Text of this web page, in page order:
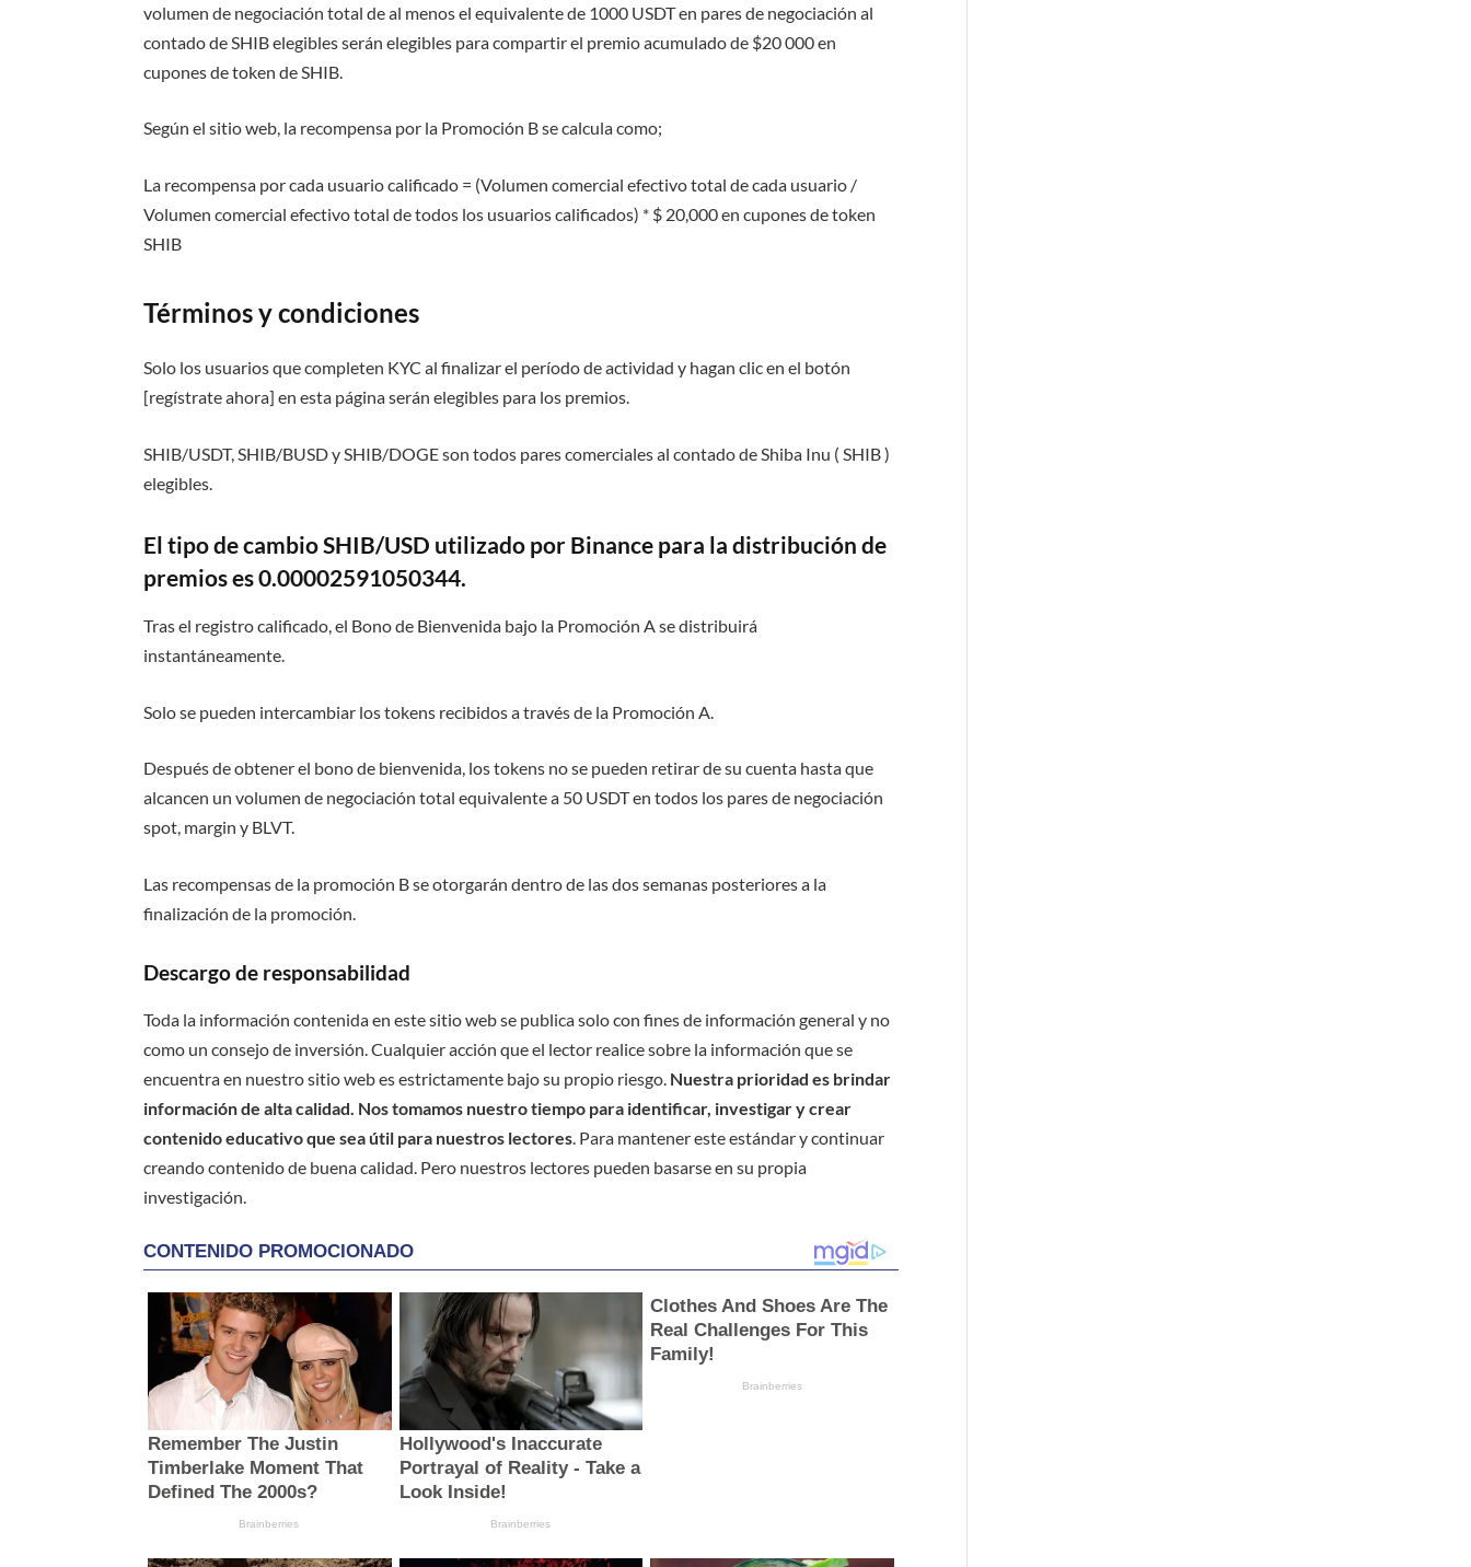
volumen de negociación total de al menos el equivalente de 1000 USDT en pares de negociación al
contado de SHIB elegibles serán elegibles para compartir el premio acumulado de $20 000 en
cupones de token de SHIB.
Según el sitio web, la recompensa por la Promoción B se calcula como;
La recompensa por cada usuario calificado = (Volumen comercial efectivo total de cada usuario /
Volumen comercial efectivo total de todos los usuarios calificados) * $ 20,000 en cupones de token
SHIB
Términos y condiciones
Solo los usuarios que completen KYC al finalizar el período de actividad y hagan clic en el botón
[regístrate ahora] en esta página serán elegibles para los premios.
SHIB/USDT, SHIB/BUSD y SHIB/DOGE son todos pares comerciales al contado de Shiba Inu ( SHIB )
elegibles.
El tipo de cambio SHIB/USD utilizado por Binance para la distribución de
premios es 0.00002591050344.
Tras el registro calificado, el Bono de Bienvenida bajo la Promoción A se distribuirá
instantáneamente.
Solo se pueden intercambiar los tokens recibidos a través de la Promoción A.
Después de obtener el bono de bienvenida, los tokens no se pueden retirar de su cuenta hasta que
alcancen un volumen de negociación total equivalente a 50 USDT en todos los pares de negociación
spot, margin y BLVT.
Las recompensas de la promoción B se otorgarán dentro de las dos semanas posteriores a la
finalización de la promoción.
Descargo de responsabilidad
Toda la información contenida en este sitio web se publica solo con fines de información general y no
como un consejo de inversión. Cualquier acción que el lector realice sobre la información que se
encuentra en nuestro sitio web es estrictamente bajo su propio riesgo. Nuestra prioridad es brindar
información de alta calidad. Nos tomamos nuestro tiempo para identificar, investigar y crear
contenido educativo que sea útil para nuestros lectores . Para mantener este estándar y continuar
creando contenido de buena calidad. Pero nuestros lectores pueden basarse en su propia
investigación.